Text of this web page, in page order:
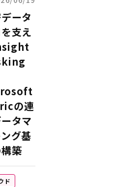
ータ
支え
の連
タマ
グ基
築
ド